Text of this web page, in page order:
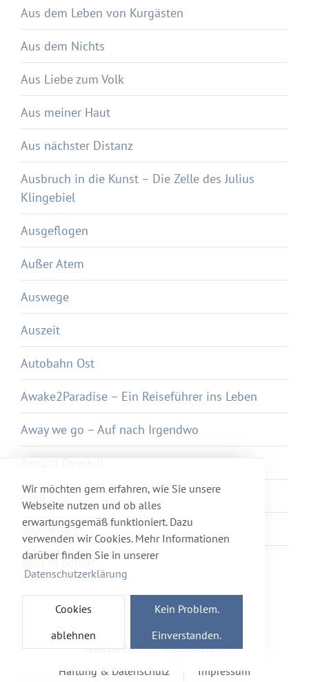
Wir möchten gern erfahren, wie Sie unsere
Webseite nutzen und ob alles
erwartungsgemäß funktioniert. Dazu
verwenden wir Cookies. Mehr Informationen
darüber finden Sie in unserer
Datenschutzerklärung
Cookies
ablehnen
Kein Problem.
Einverstanden.
Aus dem Leben von Kurgästen
Aus dem Nichts
Aus Liebe zum Volk
Aus meiner Haut
Aus nächster Distanz
Ausbruch in die Kunst – Die Zelle des Julius
Klingebiel
Ausgeflogen
Außer Atem
Auswege
Auszeit
Autobahn Ost
Awake2Paradise – Ein Reiseführer ins Leben
Away we go – Auf nach Irgendwo
Ayka
Ayurveda
Azur et Asmar
Newsletter
Förderverein
Haftung & Datenschutz
Impressum